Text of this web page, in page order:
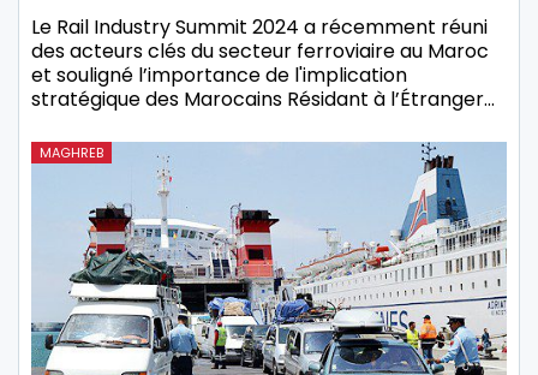
Le Rail Industry Summit 2024 a récemment réuni
des acteurs clés du secteur ferroviaire au Maroc
et souligné l’importance de l'implication
stratégique des Marocains Résidant à l’Étranger…
MAGHREB